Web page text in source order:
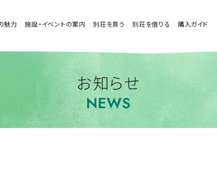
魅力 施設・イベントの案内 別荘を買う 別荘を借りる 購入ガイド
お知らせ
NEWS